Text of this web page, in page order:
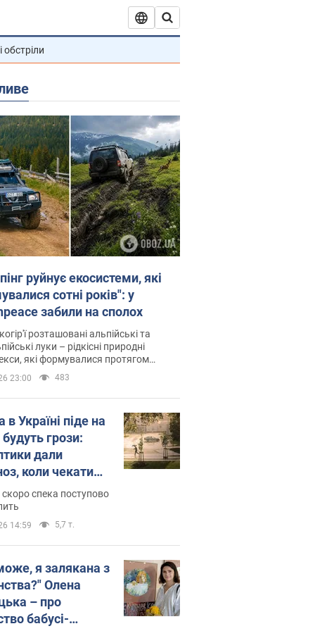
обстріли
руйнує екосистеми, які
сотні років": у
забили на сполох
розташовані альпійські та
луки – рідкісні природні
які формувалися протягом
23:00 483
в Україні піде на
грози:
дали
коли чекати
погоди
скоро спека поступово
14:59 5,7 т.
я залякана з
Олена
– про
бабусі-